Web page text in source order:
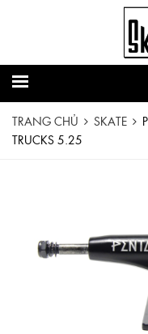
TRANG CHỦ SKATE
TRUCKS 5.25